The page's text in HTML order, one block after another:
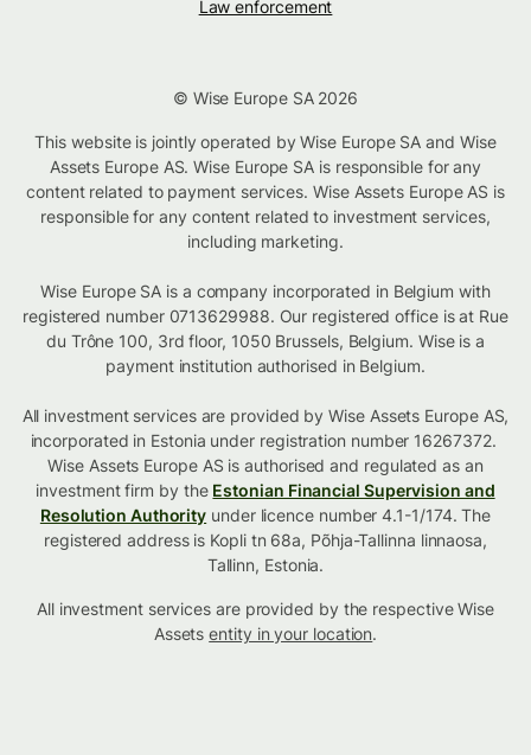
Law enforcement
© Wise Europe SA 2026
This website is jointly operated by Wise Europe SA and Wise
Assets Europe AS. Wise Europe SA is responsible for any
content related to payment services. Wise Assets Europe AS is
responsible for any content related to investment services,
including marketing.
Wise Europe SA is a company incorporated in Belgium with
registered number 0713629988. Our registered office is at Rue
du Trône 100, 3rd floor, 1050 Brussels, Belgium. Wise is a
payment institution authorised in Belgium.
All investment services are provided by Wise Assets Europe AS,
incorporated in Estonia under registration number 16267372.
Wise Assets Europe AS is authorised and regulated as an
investment firm by the Estonian Financial Supervision and
Resolution Authority under licence number 4.1-1/174. The
registered address is Kopli tn 68a, Põhja-Tallinna linnaosa,
Tallinn, Estonia.
All investment services are provided by the respective Wise
Assetsentity in your location.